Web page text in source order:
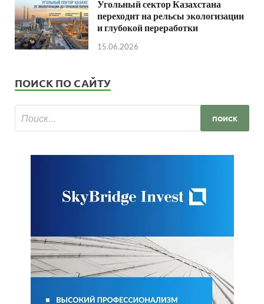
Угольный сектор Казахстана
переходит на рельсы экологизации
и глубокой переработки
15.06.2026
ПОИСК ПО САЙТУ